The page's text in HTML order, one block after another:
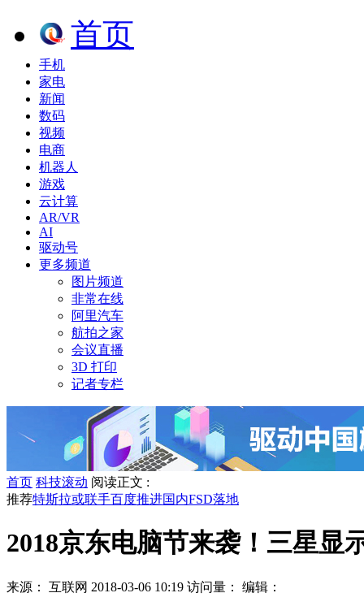
首页
手机
家电
新闻
数码
视频
电商
机器人
游戏
云计算
AR/VR
AI
驱动号
更多频道
图片频道
非常在线
阿里汽车
航拍之家
会议直播
3D 打印
记者专栏
首页 科技滚动 阅读正文 :
推荐特斯拉或联手百度推进国内FSD落地
2018京东电脑节来袭！三星显
来源： 互联网 2018-03-06 10:19 访问量： 编辑：